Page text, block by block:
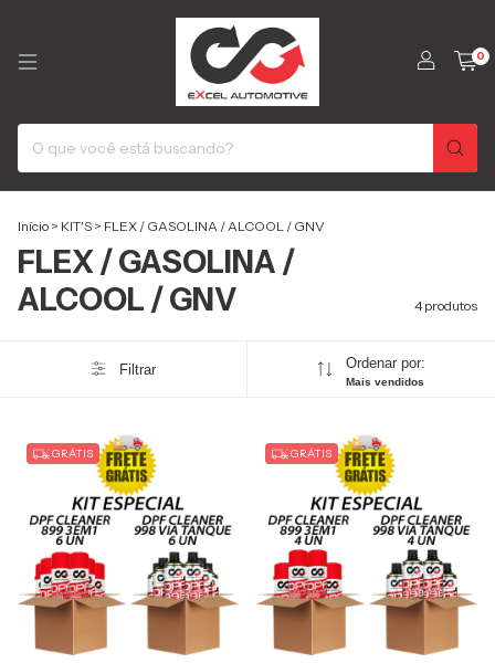
0
Início > KIT'S > FLEX / GASOLINA / ALCOOL / GNV
FLEX / GASOLINA /
ALCOOL / GNV
4 produtos
Filtrar Ordenar por:
Mais vendidos
GRÁTIS GRÁTIS